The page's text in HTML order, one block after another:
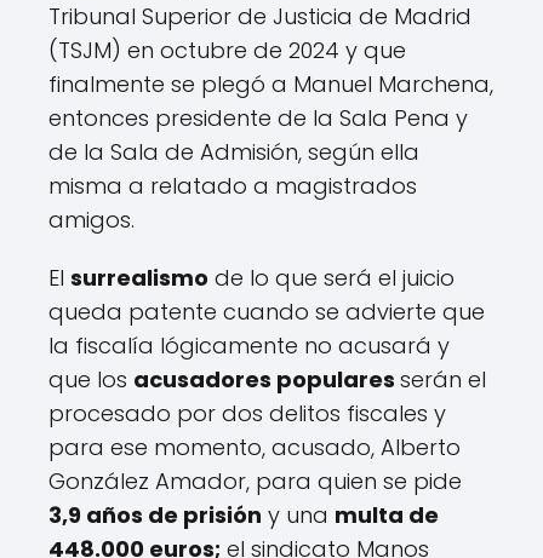
Tribunal Superior de Justicia de Madrid
(TSJM) en octubre de 2024 y que
finalmente se plegó a Manuel Marchena,
entonces presidente de la Sala Pena y
de la Sala de Admisión, según ella
misma a relatado a magistrados
amigos.
El surrealismo de lo que será el juicio
queda patente cuando se advierte que
la fiscalía lógicamente no acusará y
que los acusadores populares serán el
procesado por dos delitos fiscales y
para ese momento, acusado, Alberto
González Amador, para quien se pide
3,9 años de prisión y una multa de
448.000 euros; el sindicato Manos